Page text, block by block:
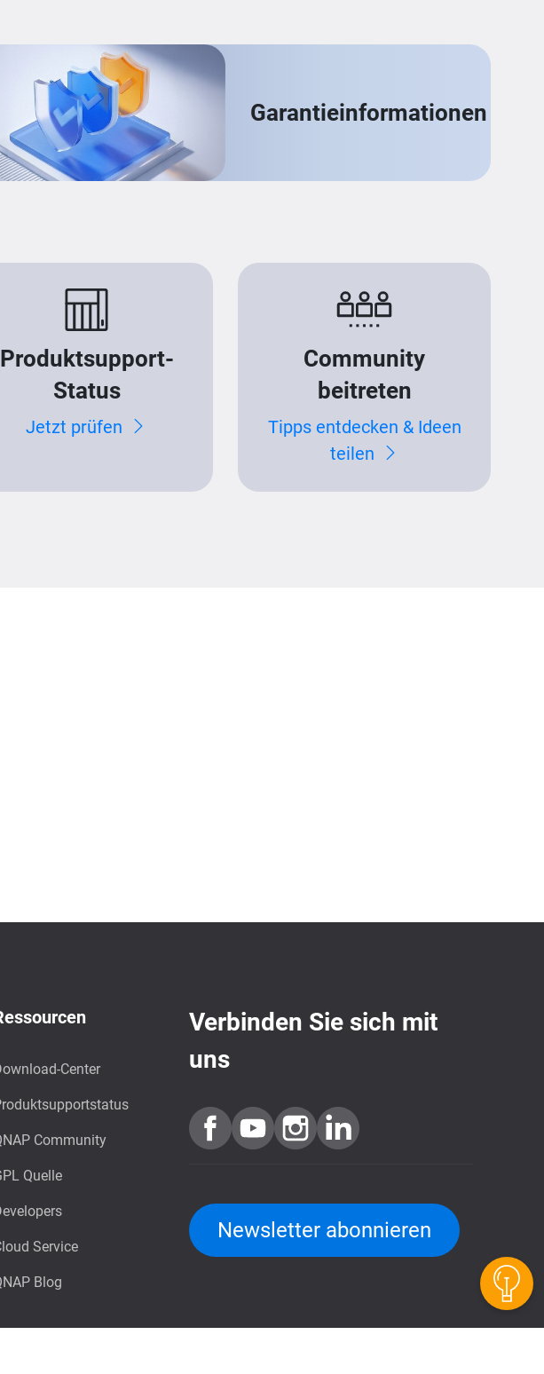
Garantieinformationen
Produktsupport-
Status
Jetzt prüfen
Community
beitreten
Tipps entdecken & Ideen
teilen
Center
Community
Quelle
Service
Blog
Verbinden Sie sich mit
uns
Newsletter abonnierenQuTScloud Demo-Seite
QNAP RAID Rechner